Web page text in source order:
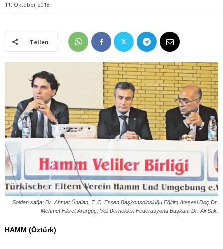
11. Oktober 2018
Teilen
Soldan sağa: Dr. Ahmet Ünalan, T. C. Essen Başkonsolosluğu Eğitim Ataşesi Doç.Dr.
Mehmet Fikret Arargüç, Veli Dernekleri Federasyonu Başkanı Dr. Ali Sak.
HAMM (Öztürk)